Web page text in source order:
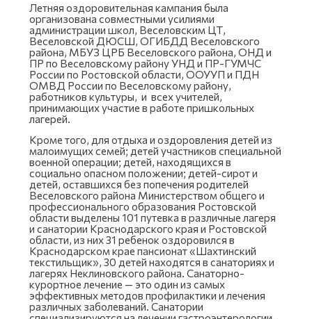
Летняя оздоровительная кампания была
организована совместными усилиями
администрации школ, Веселовским ЦТ,
Веселовской ДЮСШ, ОГИБДД Веселовского
района, МБУЗ ЦРБ Веселовского района, ОНД и
ПР по Веселовскому району УНД и ПР-ГУМЧС
России по Ростовской области, ООУУП и ПДН
ОМВД России по Веселовскому району,
работников культуры, и всех учителей,
принимающих участие в работе пришкольных
лагерей.
Кроме того, для отдыха и оздоровления детей из
малоимущих семей; детей участников специальной
военной операции; детей, находящихся в
социально опасном положении; детей-сирот и
детей, оставшихся без попечения родителей
Веселовского района Министерством общего и
профессионального образования Ростовской
области выделены 101 путевка в различные лагеря
и санатории Краснодарского края и Ростовской
области, из них 31 ребенок оздоровился в
Краснодарском крае пансионат «Шахтинский
текстильщик», 30 детей находятся в санаториях и
лагерях Неклиновского района. Санаторно-
курортное лечение — это один из самых
эффективных методов профилактики и лечения
различных заболеваний. Санатории